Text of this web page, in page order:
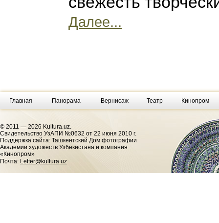
Далее...
Главная Панорама Вернисаж Театр Кинопром
© 2011 — 2026 Kultura.uz.
Cвидетельство УзАПИ №0632 от 22 июня 2010 г.
Поддержка сайта: Ташкентский Дом фотографии
Академии художеств Узбекистана и компания
«Кинопром»
Почта: Letter@kultura.uz